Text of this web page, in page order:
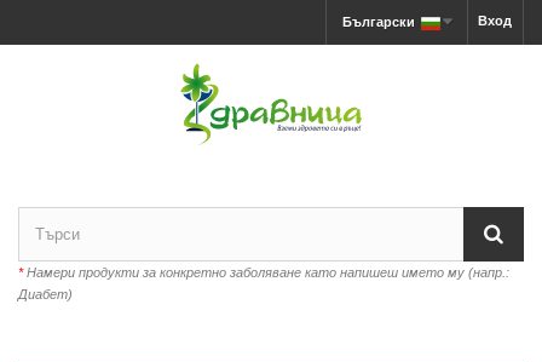
Вход
Български
*Намери продукти за конкретно заболяване като напишеш името му (напр.:
Диабет)